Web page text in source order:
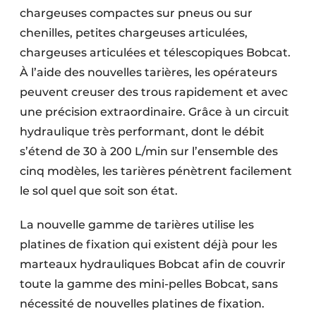
chargeuses compactes sur pneus ou sur
chenilles, petites chargeuses articulées,
chargeuses articulées et télescopiques Bobcat.
À l’aide des nouvelles tarières, les opérateurs
peuvent creuser des trous rapidement et avec
une précision extraordinaire. Grâce à un circuit
hydraulique très performant, dont le débit
s’étend de 30 à 200 L/min sur l’ensemble des
cinq modèles, les tarières pénètrent facilement
le sol quel que soit son état.
La nouvelle gamme de tarières utilise les
platines de fixation qui existent déjà pour les
marteaux hydrauliques Bobcat afin de couvrir
toute la gamme des mini-pelles Bobcat, sans
nécessité de nouvelles platines de fixation.